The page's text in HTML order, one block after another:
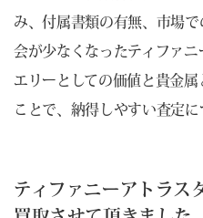
み、付属書類の有無、市場
会が少なくなったティファ
エリーとしての価値と貴金
ことで、納得しやすい査定に
ティファニーアトラス